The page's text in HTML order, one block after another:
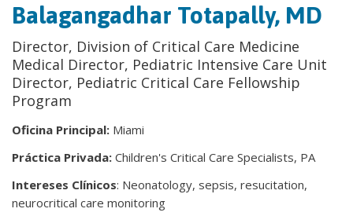
Balagangadhar Totapally, MD
Director, Division of Critical Care Medicine
Medical Director, Pediatric Intensive Care Unit
Director, Pediatric Critical Care Fellowship
Program
Oficina Principal: Miami
Práctica Privada: Children's Critical Care Specialists, PA
Intereses Clínicos: Neonatology, sepsis, resucitation,
neurocritical care monitoring